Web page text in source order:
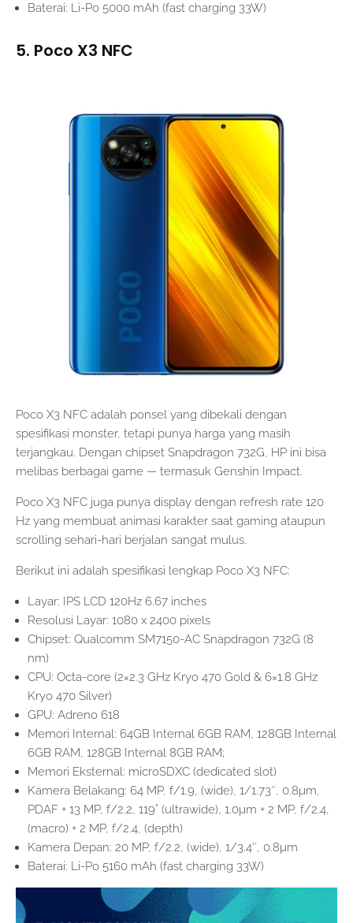
Baterai: Li-Po 5000 mAh (fast charging 33W)
5. Poco X3 NFC
Poco X3 NFC adalah ponsel yang dibekali dengan
spesifikasi monster, tetapi punya harga yang masih
terjangkau. Dengan chipset Snapdragon 732G, HP ini bisa
melibas berbagai game — termasuk Genshin Impact.
Poco X3 NFC juga punya display dengan refresh rate 120
Hz yang membuat animasi karakter saat gaming ataupun
scrolling sehari-hari berjalan sangat mulus.
Berikut ini adalah spesifikasi lengkap Poco X3 NFC:
Layar: IPS LCD 120Hz 6.67 inches
Resolusi Layar: 1080 x 2400 pixels
Chipset: Qualcomm SM7150-AC Snapdragon 732G (8
nm)
CPU: Octa-core (2×2.3 GHz Kryo 470 Gold & 6×1.8 GHz
Kryo 470 Silver)
GPU: Adreno 618
Memori Internal: 64GB Internal 6GB RAM, 128GB Internal
6GB RAM, 128GB Internal 8GB RAM;
Memori Eksternal: microSDXC (dedicated slot)
Kamera Belakang: 64 MP, f/1.9, (wide), 1/1.73″, 0.8µm,
PDAF + 13 MP, f/2.2, 119˚ (ultrawide), 1.0µm + 2 MP, f/2.4,
(macro) + 2 MP, f/2.4, (depth)
Kamera Depan: 20 MP, f/2.2, (wide), 1/3.4″, 0.8µm
Baterai: Li-Po 5160 mAh (fast charging 33W)